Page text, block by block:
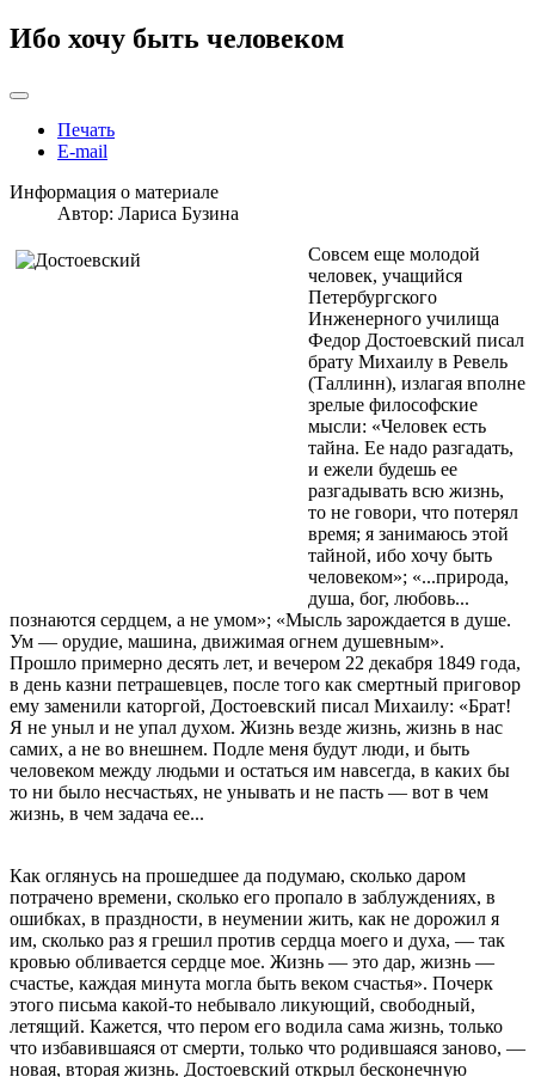
Ибо хочу быть человеком
Печать
E-mail
Информация о материале
Автор: Лариса Бузина
Совсем еще молодой
человек, учащийся
Петербургского
Инженерного училища
Федор Достоевский писал
брату Михаилу в Ревель
(Таллинн), излагая вполне
зрелые философские
мысли: «Человек есть
тайна. Ее надо разгадать,
и ежели будешь ее
разгадывать всю жизнь,
то не говори, что потерял
время; я занимаюсь этой
тайной, ибо хочу быть
человеком»; «...природа,
душа, бог, любовь...
познаются сердцем, а не умом»; «Мысль зарождается в душе.
Ум — орудие, машина, движимая огнем душевным».
Прошло примерно десять лет, и вечером 22 декабря 1849 года,
в день казни петрашевцев, после того как смертный приговор
ему заменили каторгой, Достоевский писал Михаилу: «Брат!
Я не уныл и не упал духом. Жизнь везде жизнь, жизнь в нас
самих, а не во внешнем. Подле меня будут люди, и быть
человеком между людьми и остаться им навсегда, в каких бы
то ни было несчастьях, не унывать и не пасть — вот в чем
жизнь, в чем задача ее...
Как оглянусь на прошедшее да подумаю, сколько даром
потрачено времени, сколько его пропало в заблуждениях, в
ошибках, в праздности, в неумении жить, как не дорожил я
им, сколько раз я грешил против сердца моего и духа, — так
кровью обливается сердце мое. Жизнь — это дар, жизнь —
счастье, каждая минута могла быть веком счастья». Почерк
этого письма какой-то небывало ликующий, свободный,
летящий. Кажется, что пером его водила сама жизнь, только
что избавившаяся от смерти, только что родившаяся заново, —
новая, вторая жизнь. Достоевский открыл бесконечную